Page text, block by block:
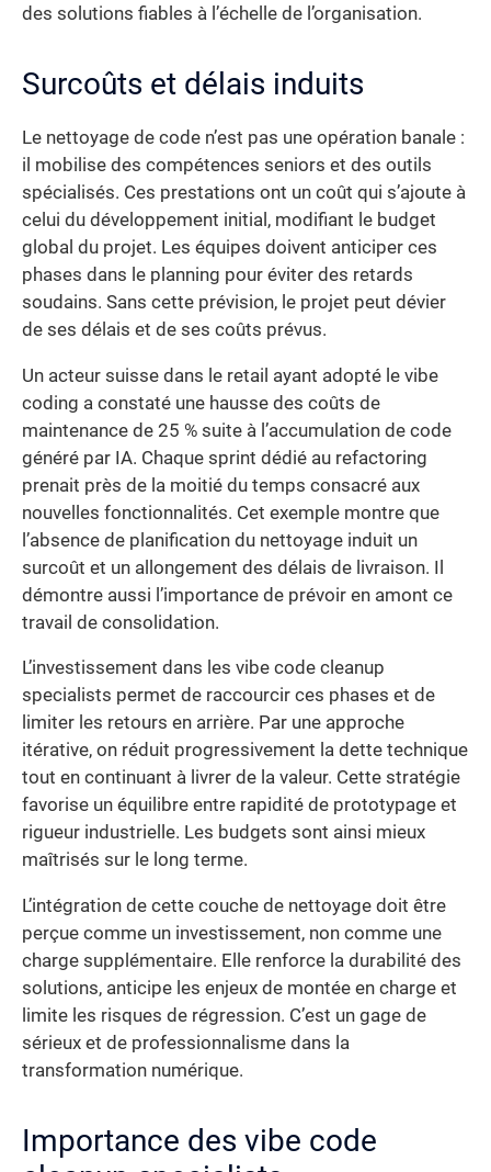
des solutions fiables à l’échelle de l’organisation.
Surcoûts et délais induits
Le nettoyage de code n’est pas une opération banale :
il mobilise des compétences seniors et des outils
spécialisés. Ces prestations ont un coût qui s’ajoute à
celui du développement initial, modifiant le budget
global du projet. Les équipes doivent anticiper ces
phases dans le planning pour éviter des retards
soudains. Sans cette prévision, le projet peut dévier
de ses délais et de ses coûts prévus.
Un acteur suisse dans le retail ayant adopté le vibe
coding a constaté une hausse des coûts de
maintenance de 25 % suite à l’accumulation de code
généré par IA. Chaque sprint dédié au refactoring
prenait près de la moitié du temps consacré aux
nouvelles fonctionnalités. Cet exemple montre que
l’absence de planification du nettoyage induit un
surcoût et un allongement des délais de livraison. Il
démontre aussi l’importance de prévoir en amont ce
travail de consolidation.
L’investissement dans les vibe code cleanup
specialists permet de raccourcir ces phases et de
limiter les retours en arrière. Par une approche
itérative, on réduit progressivement la dette technique
tout en continuant à livrer de la valeur. Cette stratégie
favorise un équilibre entre rapidité de prototypage et
rigueur industrielle. Les budgets sont ainsi mieux
maîtrisés sur le long terme.
L’intégration de cette couche de nettoyage doit être
perçue comme un investissement, non comme une
charge supplémentaire. Elle renforce la durabilité des
solutions, anticipe les enjeux de montée en charge et
limite les risques de régression. C’est un gage de
sérieux et de professionnalisme dans la
transformation numérique.
Importance des vibe code